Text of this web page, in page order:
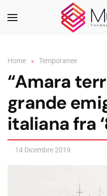
Skip to main content
Home Temporanee
“Amara
grande
italiana fra
14 Dicembre 2019